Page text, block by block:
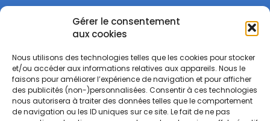
Gérer le consentement
aux cookies
Nous utilisons des technologies telles que les cookies pour stocker
et/ou accéder aux informations relatives aux appareils. Nous le
faisons pour améliorer l’expérience de navigation et pour afficher
des publicités (non-)personnalisées. Consentir à ces technologies
nous autorisera à traiter des données telles que le comportement
de navigation ou les ID uniques sur ce site. Le fait de ne pas
S'inscrire
M'INSCRIRE